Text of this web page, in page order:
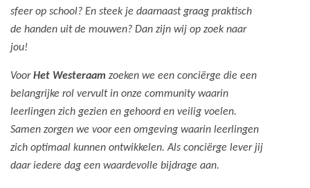
sfeer op school? En steek je daarnaast graag praktisch
de handen uit de mouwen? Dan zijn wij op zoek naar
jou!
VoorHet Westeraam zoeken we een conciërge die een
belangrijke rol vervult in onze community waarin
leerlingen zich gezien en gehoord en veilig voelen.
Samen zorgen we voor een omgeving waarin leerlingen
zich optimaal kunnen ontwikkelen. Als conciërge lever jij
daar iedere dag een waardevolle bijdrage aan.